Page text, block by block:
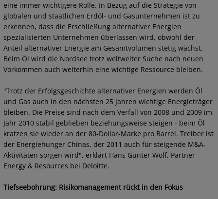
eine immer wichtigere Rolle. In Bezug auf die Strategie von
globalen und staatlichen Erdöl- und Gasunternehmen ist zu
erkennen, dass die Erschließung alternativer Energien
spezialisierten Unternehmen überlassen wird, obwohl der
Anteil alternativer Energie am Gesamtvolumen stetig wächst.
Beim Öl wird die Nordsee trotz weltweiter Suche nach neuen
Vorkommen auch weiterhin eine wichtige Ressource bleiben.
"Trotz der Erfolgsgeschichte alternativer Energien werden Öl
und Gas auch in den nächsten 25 Jahren wichtige Energieträger
bleiben. Die Preise sind nach dem Verfall von 2008 und 2009 im
Jahr 2010 stabil geblieben beziehungsweise steigen - beim Öl
kratzen sie wieder an der 80-Dollar-Marke pro Barrel. Treiber ist
der Energiehunger Chinas, der 2011 auch für steigende M&A-
Aktivitäten sorgen wird", erklärt Hans Günter Wolf, Partner
Energy & Resources bei Deloitte.
Tiefseebohrung: Risikomanagement rückt in den Fokus